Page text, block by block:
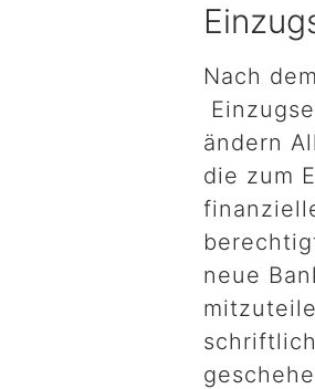
Nach
ändern
die zum
neue